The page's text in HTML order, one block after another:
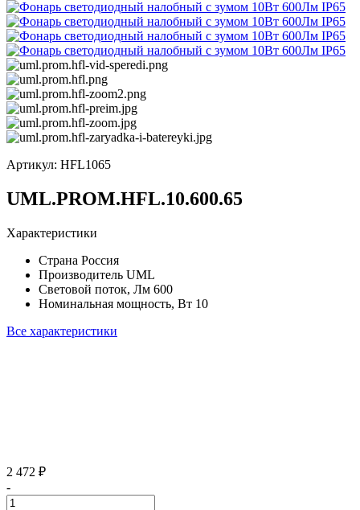
Артикул: HFL1065
UML.PROM.HFL.10.600.65
Характеристики
Страна Россия
Производитель UML
Световой поток, Лм 600
Номинальная мощность, Вт 10
Все характеристики
2 472 ₽
-